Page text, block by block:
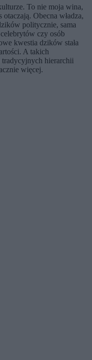
To nie moja wina,
Obecna władza,
politycznie, sama
czy osób
kwestia dzików stała
A takich
tradycyjnych hierarchii
więcej.